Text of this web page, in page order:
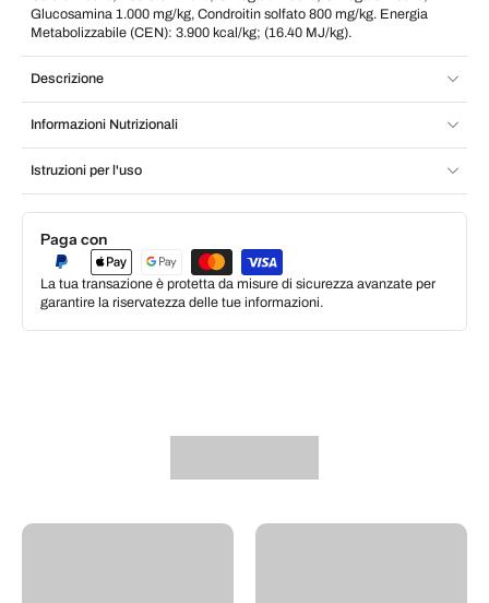
Glucosamina 1.000 mg/kg, Condroitin solfato 800 mg/kg. Energia
Metabolizzabile (CEN): 3.900 kcal/kg; (16.40 MJ/kg).
Descrizione
Informazioni Nutrizionali
Istruzioni per l'uso
Paga con
La tua transazione è protetta da misure di sicurezza avanzate per
garantire la riservatezza delle tue informazioni.